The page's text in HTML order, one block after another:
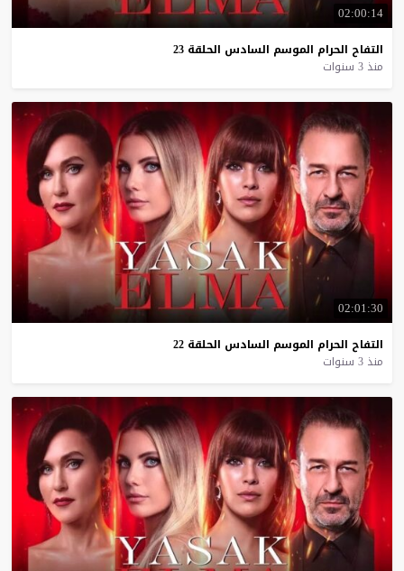
02:00:14
التفاح الحرام الموسم السادس الحلقة 23
منذ 3 سنوات
02:01:30
التفاح الحرام الموسم السادس الحلقة 22
منذ 3 سنوات